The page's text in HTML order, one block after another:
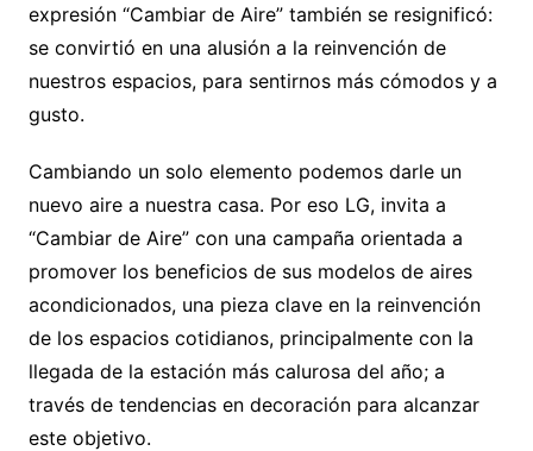
expresión “Cambiar de Aire” también se resignificó:
se convirtió en una alusión a la reinvención de
nuestros espacios, para sentirnos más cómodos y a
gusto.
Cambiando un solo elemento podemos darle un
nuevo aire a nuestra casa. Por eso LG, invita a
“Cambiar de Aire” con una campaña orientada a
promover los beneficios de sus modelos de aires
acondicionados, una pieza clave en la reinvención
de los espacios cotidianos, principalmente con la
llegada de la estación más calurosa del año; a
través de tendencias en decoración para alcanzar
este objetivo.